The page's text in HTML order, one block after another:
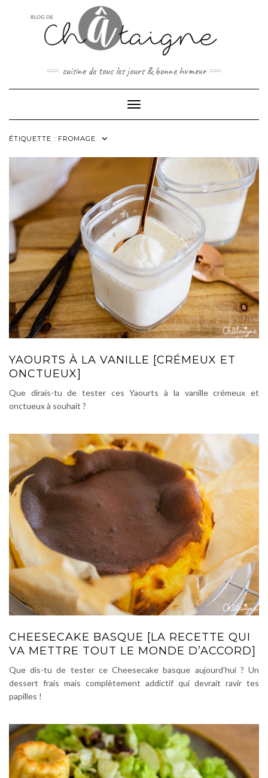
cuisine de tous les jours & bonne humeur
Toggle Navigation
ÉTIQUETTE : FROMAGE
YAOURTS À LA VANILLE [CRÉMEUX ET
ONCTUEUX]
Que dirais-tu de tester ces Yaourts à la vanille crémeux et
onctueux à souhait ?
CHEESECAKE BASQUE [LA RECETTE QUI
VA METTRE TOUT LE MONDE D’ACCORD]
Que dis-tu de tester ce Cheesecake basque aujourd’hui ? Un
dessert frais mais complètement addictif qui devrait ravir tes
papilles !